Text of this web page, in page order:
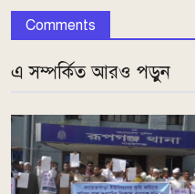
Comments
এ সম্পর্কিত আরও পড়ুন